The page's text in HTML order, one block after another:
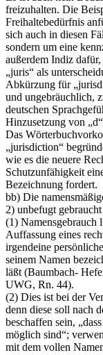
freizuhalten. Die
Freihaltebedürfnis
sich auch in diesen
sondern um eine
außerdem Indiz
„juris“ als
Abkürzung für
und ungebräuchlich,
deutschen
Hinzusetzung von
Das
„jurisdiction“
wie es die neuere
Schutzunfähigkeit
Bezeichnung fordert.
bb) Die
2) unbefugt
(1) Namensgebrauch
Auffassung eines
irgendeine
seinem Namen
läßt (Baumbach-
UWG, Rn. 44).
(2) Dies ist bei der
denn diese soll nach
beschaffen sein,
möglich sind“;
mit dem vollen